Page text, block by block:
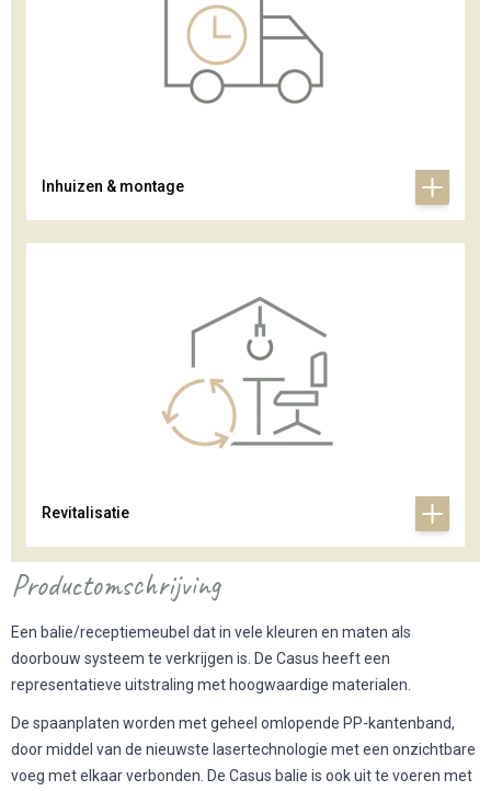
Inhuizen & montage
Revitalisatie
Productomschrijving
Een balie/receptiemeubel dat in vele kleuren en maten als
doorbouw systeem te verkrijgen is. De Casus heeft een
representatieve uitstraling met hoogwaardige materialen.
De spaanplaten worden met geheel omlopende PP-kantenband,
door middel van de nieuwste lasertechnologie met een onzichtbare
voeg met elkaar verbonden. De Casus balie is ook uit te voeren met